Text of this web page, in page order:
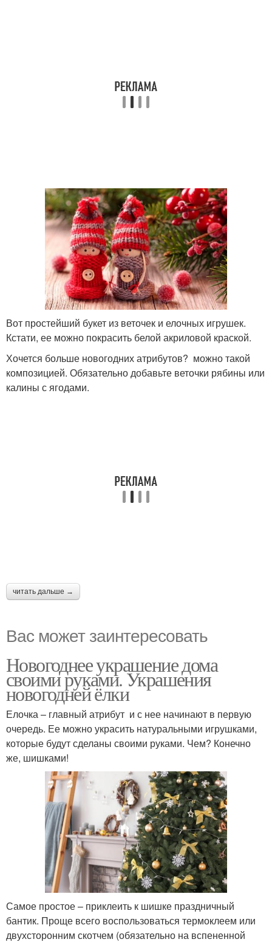
Вот простейший букет из веточек и елочных игрушек.
Кстати, ее можно покрасить белой акриловой краской.
Хочется больше новогодних атрибутов? можно такой
композицией. Обязательно добавьте веточки рябины или
калины с ягодами.
читать дальше →
Вас может заинтересовать
Новогоднее украшение дома
своими руками. Украшения
новогодней ёлки
Елочка – главный атрибут и с нее начинают в первую
очередь. Ее можно украсить натуральными игрушками,
которые будут сделаны своими руками. Чем? Конечно
же, шишками!
Самое простое – приклеить к шишке праздничный
бантик. Проще всего воспользоваться термоклеем или
двухсторонним скотчем (обязательно на вспененной